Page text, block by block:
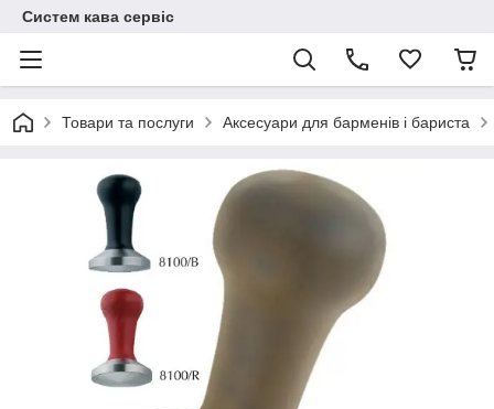
Систем кава сервіс
Товари та послуги Аксесуари для барменів і бариста